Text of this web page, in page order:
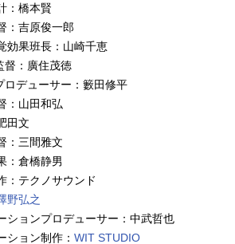
：橋本賢
：吉原俊一郎
効果班長：山崎千恵
督：廣住茂徳
ロデューサー：籔田修平
：山田和弘
田文
：三間雅文
：倉橋静男
：テクノサウンド
野弘之
ションプロデューサー：中武哲也
ション制作： WIT STUDIO